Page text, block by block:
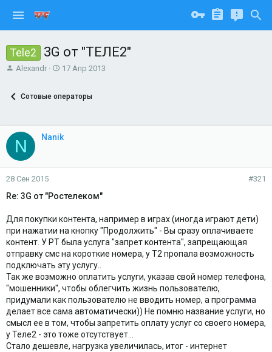
Tele2 3G от "ТЕЛЕ2"
А
о
е
м
ы
Alexandr
Д
а
ч
а
17 Апр 2013
Сотовые операторы
N Nanik
28 Сен 2015 #321
Re: 3G от "Ростелеком"
Для покупки контента, например в играх (иногда играют дети)
при нажатии на кнопку "Продолжить" - Вы сразу оплачиваете
контент. У РТ была услуга "запрет контента", запрещающая
отправку смс на короткие номера, у Т2 пропала возможность
подключать эту услугу..
Так же возможно оплатить услуги, указав свой номер телефона,
"мошенники", чтобы облегчить жизнь пользователю,
придумали как пользователю не вводить номер, а программа
делает все сама автоматически)) Не помню название услуги, но
смысл ее в том, чтобы запретить оплату услуг со своего номера,
у Теле2 - это тоже отсутствует...
Стало дешевле, нагрузка увеличилась, итог - интернет